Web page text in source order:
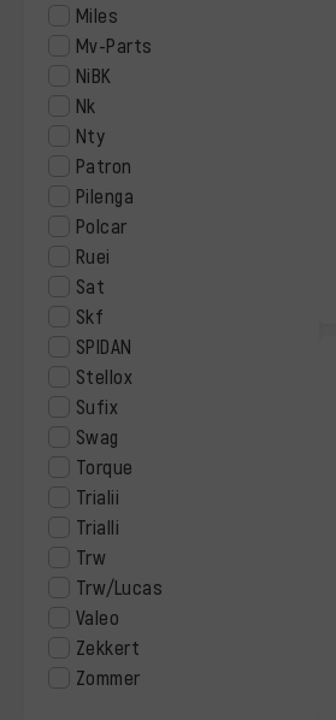
Miles
Mv-Parts
NiBK
Nk
Nty
Patron
Pilenga
Polcar
Ruei
Sat
Skf
SPIDAN
Stellox
Sufix
Swag
Torque
Trialii
Trialli
Trw
Trw/Lucas
Valeo
Zekkert
Zommer